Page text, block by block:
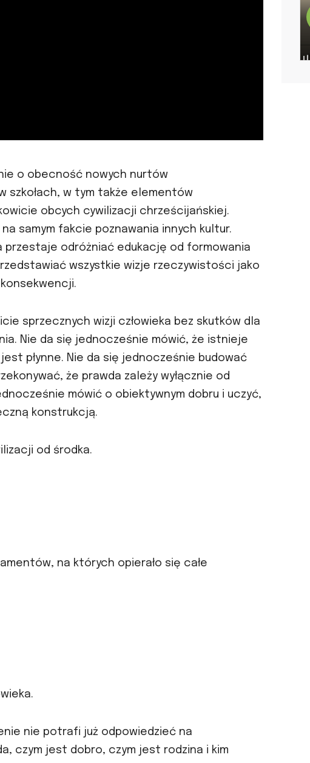
o obecność nowych nurtów
szkołach, w tym także elementów
obcych cywilizacji chrześcijańskiej.
samym fakcie poznawania innych kultur.
przestaje odróżniać edukację od formowania
wszystkie wizje rzeczywistości jako
sprzecznych wizji człowieka bez skutków dla
Nie da się jednocześnie mówić, że istnieje
płynne. Nie da się jednocześnie budować
że prawda zależy wyłącznie od
mówić o obiektywnym dobru i uczyć,
konstrukcją.
od środka.
na których opierało się całe
nie potrafi już odpowiedzieć na
czym jest dobro, czym jest rodzina i kim